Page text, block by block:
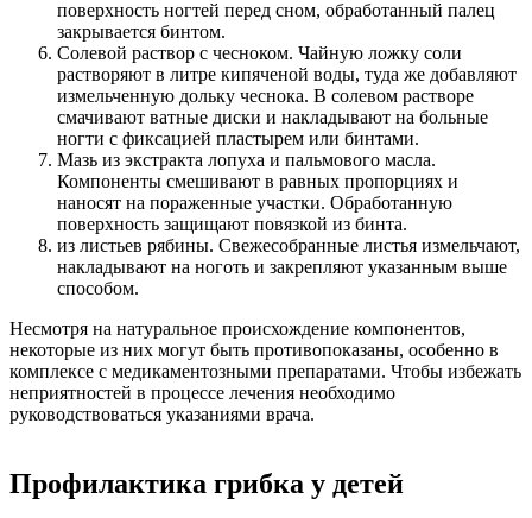
поверхность ногтей перед сном, обработанный палец
закрывается бинтом.
Солевой раствор с чесноком. Чайную ложку соли
растворяют в литре кипяченой воды, туда же добавляют
измельченную дольку чеснока. В солевом растворе
смачивают ватные диски и накладывают на больные
ногти с фиксацией пластырем или бинтами.
Мазь из экстракта лопуха и пальмового масла.
Компоненты смешивают в равных пропорциях и
наносят на пораженные участки. Обработанную
поверхность защищают повязкой из бинта.
из листьев рябины. Свежесобранные листья измельчают,
накладывают на ноготь и закрепляют указанным выше
способом.
Несмотря на натуральное происхождение компонентов,
некоторые из них могут быть противопоказаны, особенно в
комплексе с медикаментозными препаратами. Чтобы избежать
неприятностей в процессе лечения необходимо
руководствоваться указаниями врача.
Профилактика грибка у детей